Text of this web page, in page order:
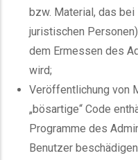
bzw. Material, das
juristischen
dem Ermessen des
wird;
Veröffentlichung von
„bösartige“ Code
Programme des
Benutzer